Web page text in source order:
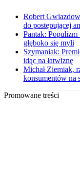
Robert
do postępującej
Pantak:
głęboko się myli
Szymaniak:
idąc na łatwiznę
Michał Ziemiak,
konsumentów na
Promowane treści